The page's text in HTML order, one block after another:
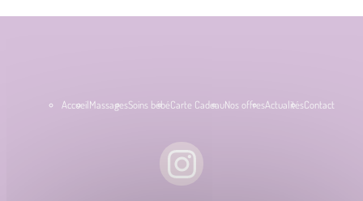
AccueilMassagesSoins bébéCarte CadeauNos offresActualitésContact